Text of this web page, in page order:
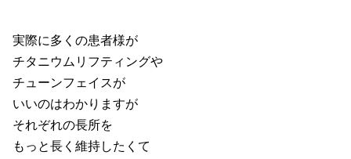
実際に多くの患者様が
チタニウムリフティングや
チューンフェイスが
いいのはわかりますが
それぞれの長所を
もっと長く維持したくて